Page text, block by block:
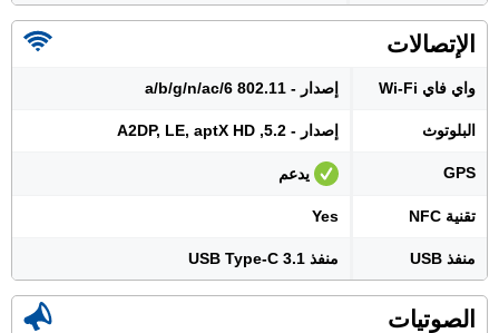
الإتصالات
واي فاي Wi-Fi إصدار - 802.11 a/b/g/n/ac/6
البلوتوث إصدار - 5.2, A2DP, LE, aptX HD
GPS يدعم
تقنية NFC Yes
منفذ USB منفذ USB Type-C 3.1
الصوتيات